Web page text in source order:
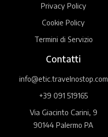
Privacy Policy
Cookie Policy
Termini di Servizio
Contatti
info@etic.travelnostop.com
+39 091 519165
Via Giacinto Carini, 9
90144 Palermo PA